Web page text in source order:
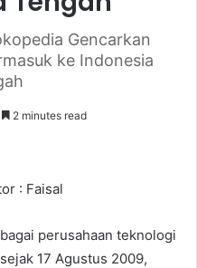
Gencarkan
ke Indonesia
2 minutes read
: Faisal
perusahaan teknologi
17 Agustus 2009,